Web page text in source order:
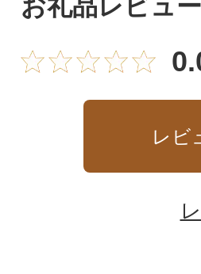
お礼品レビュー
レビ